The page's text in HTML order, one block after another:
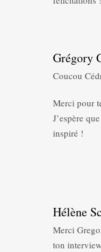
Grégory
Coucou
Merci pour
J’espère
inspiré !
Hélène
Merci
ton